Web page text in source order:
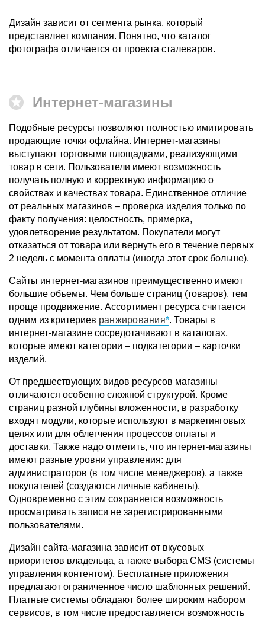
Дизайн зависит от сегмента рынка, который
представляет компания. Понятно, что каталог
фотографа отличается от проекта сталеваров.
Интернет-магазины
Подобные ресурсы позволяют полностью имитировать
продающие точки офлайна. Интернет-магазины
выступают торговыми площадками, реализующими
товар в сети. Пользователи имеют возможность
получать полную и корректную информацию о
свойствах и качествах товара. Единственное отличие
от реальных магазинов – проверка изделия только по
факту получения: целостность, примерка,
удовлетворение результатом. Покупатели могут
отказаться от товара или вернуть его в течение первых
2 недель с момента оплаты (иногда этот срок больше).
Сайты интернет-магазинов преимущественно имеют
большие объемы. Чем больше страниц (товаров), тем
проще продвижение. Ассортимент ресурса считается
одним из критериев ранжирования . Товары в
интернет-магазине сосредотачивают в каталогах,
которые имеют категории – подкатегории – карточки
изделий.
От предшествующих видов ресурсов магазины
отличаются особенно сложной структурой. Кроме
страниц разной глубины вложенности, в разработку
входят модули, которые используют в маркетинговых
целях или для облегчения процессов оплаты и
доставки. Также надо отметить, что интернет-магазины
имеют разные уровни управления: для
администраторов (в том числе менеджеров), а также
покупателей (создаются личные кабинеты).
Одновременно с этим сохраняется возможность
просматривать записи не зарегистрированными
пользователями.
Дизайн сайта-магазина зависит от вкусовых
приоритетов владельца, а также выбора CMS (системы
управления контентом). Бесплатные приложения
предлагают ограниченное число шаблонных решений.
Платные системы обладают более широким набором
сервисов, в том числе предоставляется возможность